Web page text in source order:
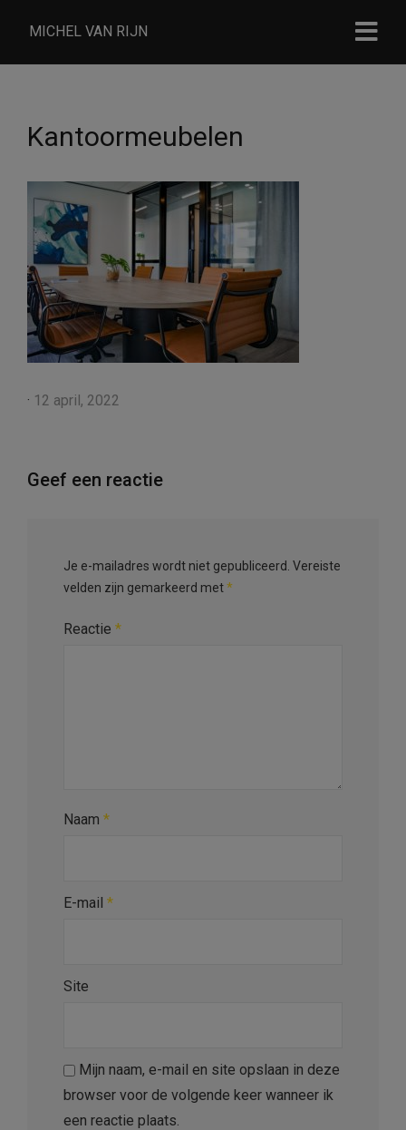
MICHEL VAN RIJN
Kantoormeubelen
· 12 april, 2022
Geef een reactie
Je e-mailadres wordt niet gepubliceerd. Vereiste
velden zijn gemarkeerd met*
Reactie *
Naam *
E-mail *
Site
Mijn naam, e-mail en site opslaan in deze
browser voor de volgende keer wanneer ik
een reactie plaats.